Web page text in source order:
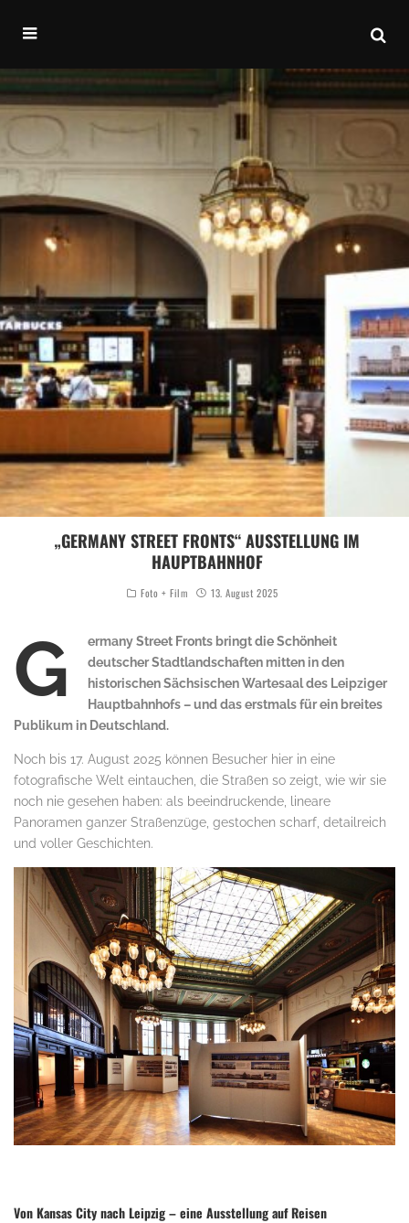
„GERMANY STREET FRONTS“ AUSSTELLUNG IM
HAUPTBAHNHOF
Foto + Film 13. August 2025
G
ermany Street Fronts bringt die Schönheit
deutscher Stadtlandschaften mitten in den
historischen Sächsischen Wartesaal des Leipziger
Hauptbahnhofs – und das erstmals für ein breites
Publikum in Deutschland.
Noch bis 17. August 2025 können Besucher hier in eine
fotografische Welt eintauchen, die Straßen so zeigt, wie wir sie
noch nie gesehen haben: als beeindruckende, lineare
Panoramen ganzer Straßenzüge, gestochen scharf, detailreich
und voller Geschichten.
Von Kansas City nach Leipzig – eine Ausstellung auf Reisen